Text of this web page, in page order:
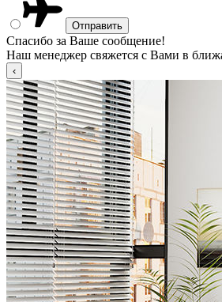
Спасибо за Ваше сообщение!
Наш менеджер свяжется с Вами в